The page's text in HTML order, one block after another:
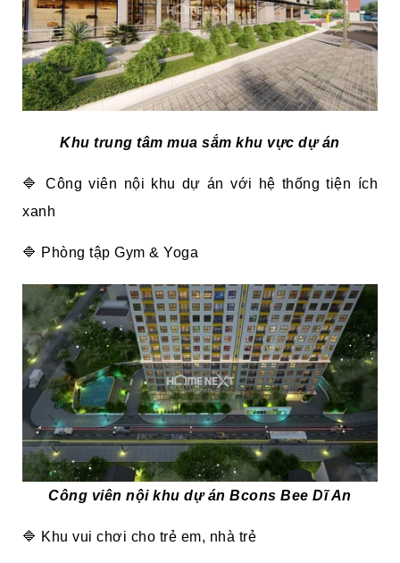
Khu trung tâm mua sắm khu vực dự án
🔷 Công viên nội khu dự án với hệ thống tiện ích
xanh
🔷 Phòng tập Gym & Yoga
Công viên nội khu dự án Bcons Bee Dĩ An
🔷 Khu vui chơi cho trẻ em, nhà trẻ